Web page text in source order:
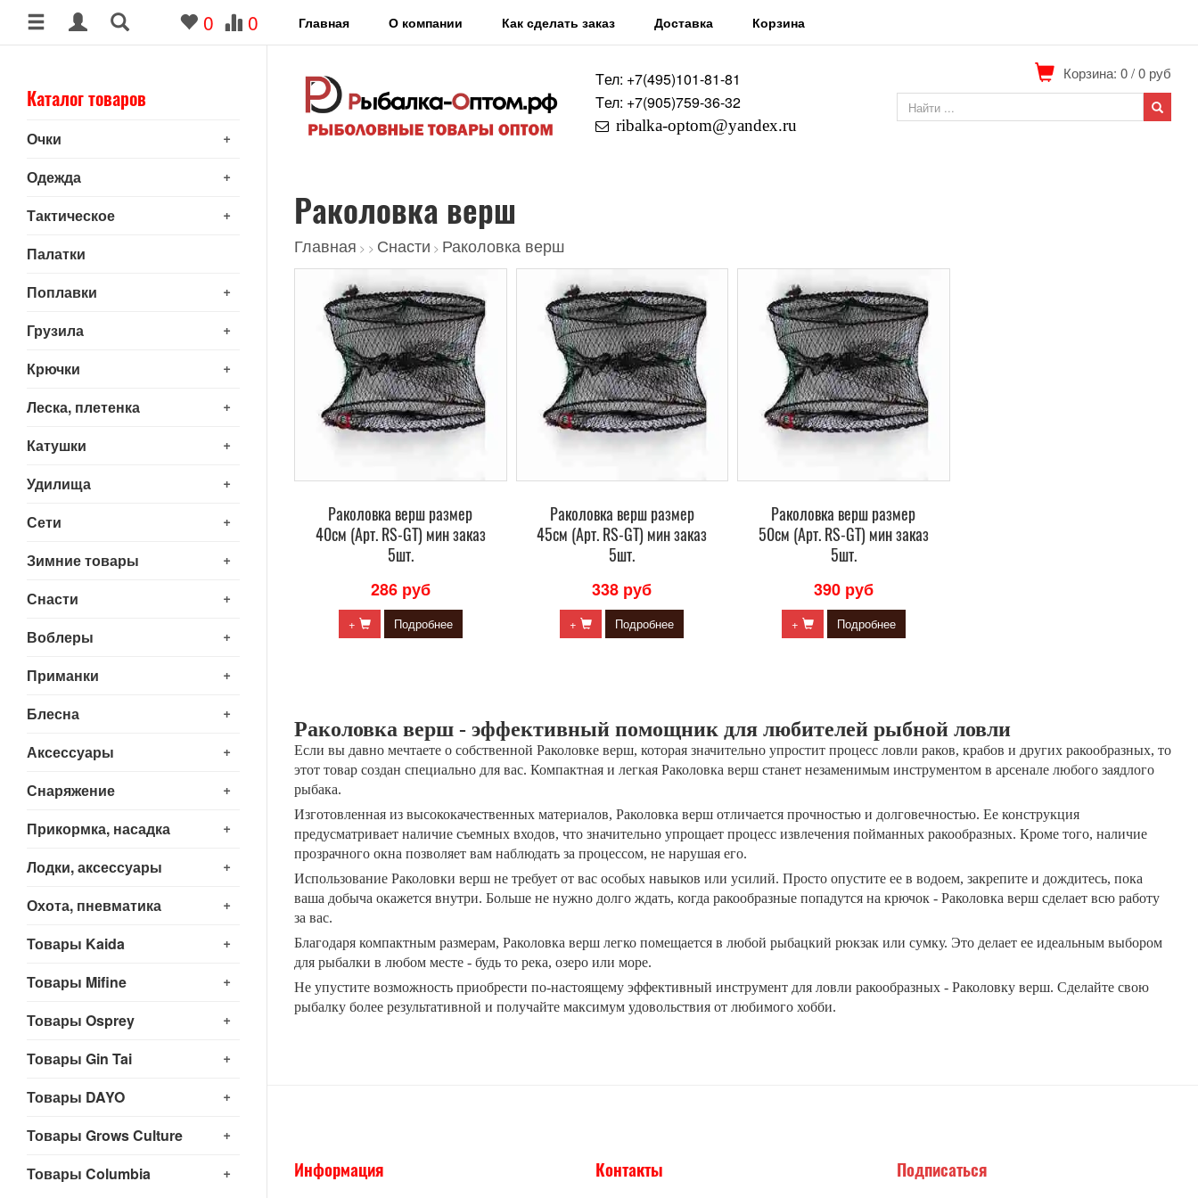
0 0 Главная О компании Как сделать заказ Доставка Корзина
Каталог товаров
+
Очки
+
Одежда
+
Тактическое
Палатки
+
Поплавки
+
Грузила
+
Крючки
+
Леска, плетенка
+
Катушки
+
Удилища
+
Сети
+
Зимние товары
+
Снасти
+
Воблеры
+
Приманки
+
Блесна
+
Аксессуары
+
Снаряжение
+
Прикормка, насадка
+
Лодки, аксессуары
+
Охота, пневматика
+
Товары Kaida
+
Товары Mifine
+
Товары Osprey
+
Товары Gin Tai
+
Товары DAYO
+
Товары Grows Culture
+
Товары Columbia
Tел: +7(495)101-81-81
Tел: +7(905)759-36-32
ribalka-optom@yandex.ru
Корзина: 0/0 руб
Раколовка верш
Главная > > Снасти > Раколовка верш
Раколовка верш размер
40см (Арт. RS-GT) мин заказ
5шт.
286 руб
+ Подробнее
Раколовка верш размер
45см (Арт. RS-GT) мин заказ
5шт.
338 руб
+ Подробнее
Раколовка верш размер
50см (Арт. RS-GT) мин заказ
5шт.
390 руб
+ Подробнее
Раколовка верш - эффективный помощник для любителей рыбной ловли
Если вы давно мечтаете о собственной Раколовке верш, которая значительно упростит процесс ловли раков, крабов и других ракообразных, то
этот товар создан специально для вас. Компактная и легкая Раколовка верш станет незаменимым инструментом в арсенале любого заядлого
рыбака.
Изготовленная из высококачественных материалов, Раколовка верш отличается прочностью и долговечностью. Ее конструкция
предусматривает наличие съемных входов, что значительно упрощает процесс извлечения пойманных ракообразных. Кроме того, наличие
прозрачного окна позволяет вам наблюдать за процессом, не нарушая его.
Использование Раколовки верш не требует от вас особых навыков или усилий. Просто опустите ее в водоем, закрепите и дождитесь, пока
ваша добыча окажется внутри. Больше не нужно долго ждать, когда ракообразные попадутся на крючок - Раколовка верш сделает всю работу
за вас.
Благодаря компактным размерам, Раколовка верш легко помещается в любой рыбацкий рюкзак или сумку. Это делает ее идеальным выбором
для рыбалки в любом месте - будь то река, озеро или море.
Не упустите возможность приобрести по-настоящему эффективный инструмент для ловли ракообразных - Раколовку верш. Сделайте свою
рыбалку более результативной и получайте максимум удовольствия от любимого хобби.
Информация Контакты Подписаться